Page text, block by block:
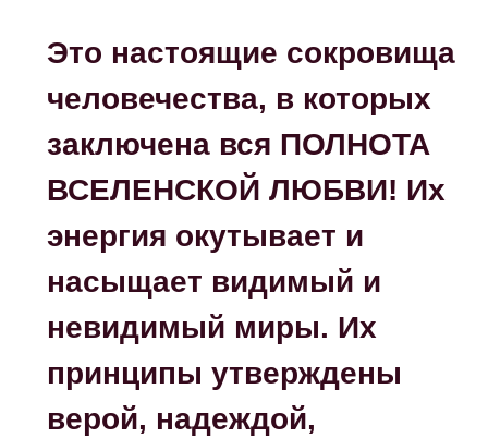
Это настоящие сокровища
человечества, в которых
заключена вся ПОЛНОТА
ВСЕЛЕНСКОЙ ЛЮБВИ! Их
энергия окутывает и
насыщает видимый и
невидимый миры. Их
принципы утверждены
верой, надеждой,